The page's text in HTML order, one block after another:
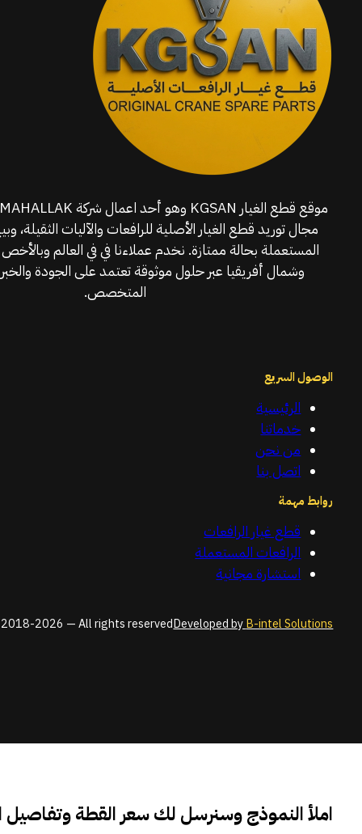
مجال توريد قطع الغيار الأصلية للرافعات والآليات الثقيلة،
المستعملة بحالة ممتازة. نخدم عملاءنا في في العالم
وشمال أفريقيا عبر حلول موثوقة تعتمد على الجودة
المتخصص.
الوصول السريع
الرئيسية
خدماتنا
من نحن
اتصل بنا
روابط مهمة
قطع غيار الرافعات
الرافعات المستعملة
استشارة مجانية
2026 — All rights reservedDeveloped byB-intel Solutions
املأ النموذج وسنرسل لك سعر القطة